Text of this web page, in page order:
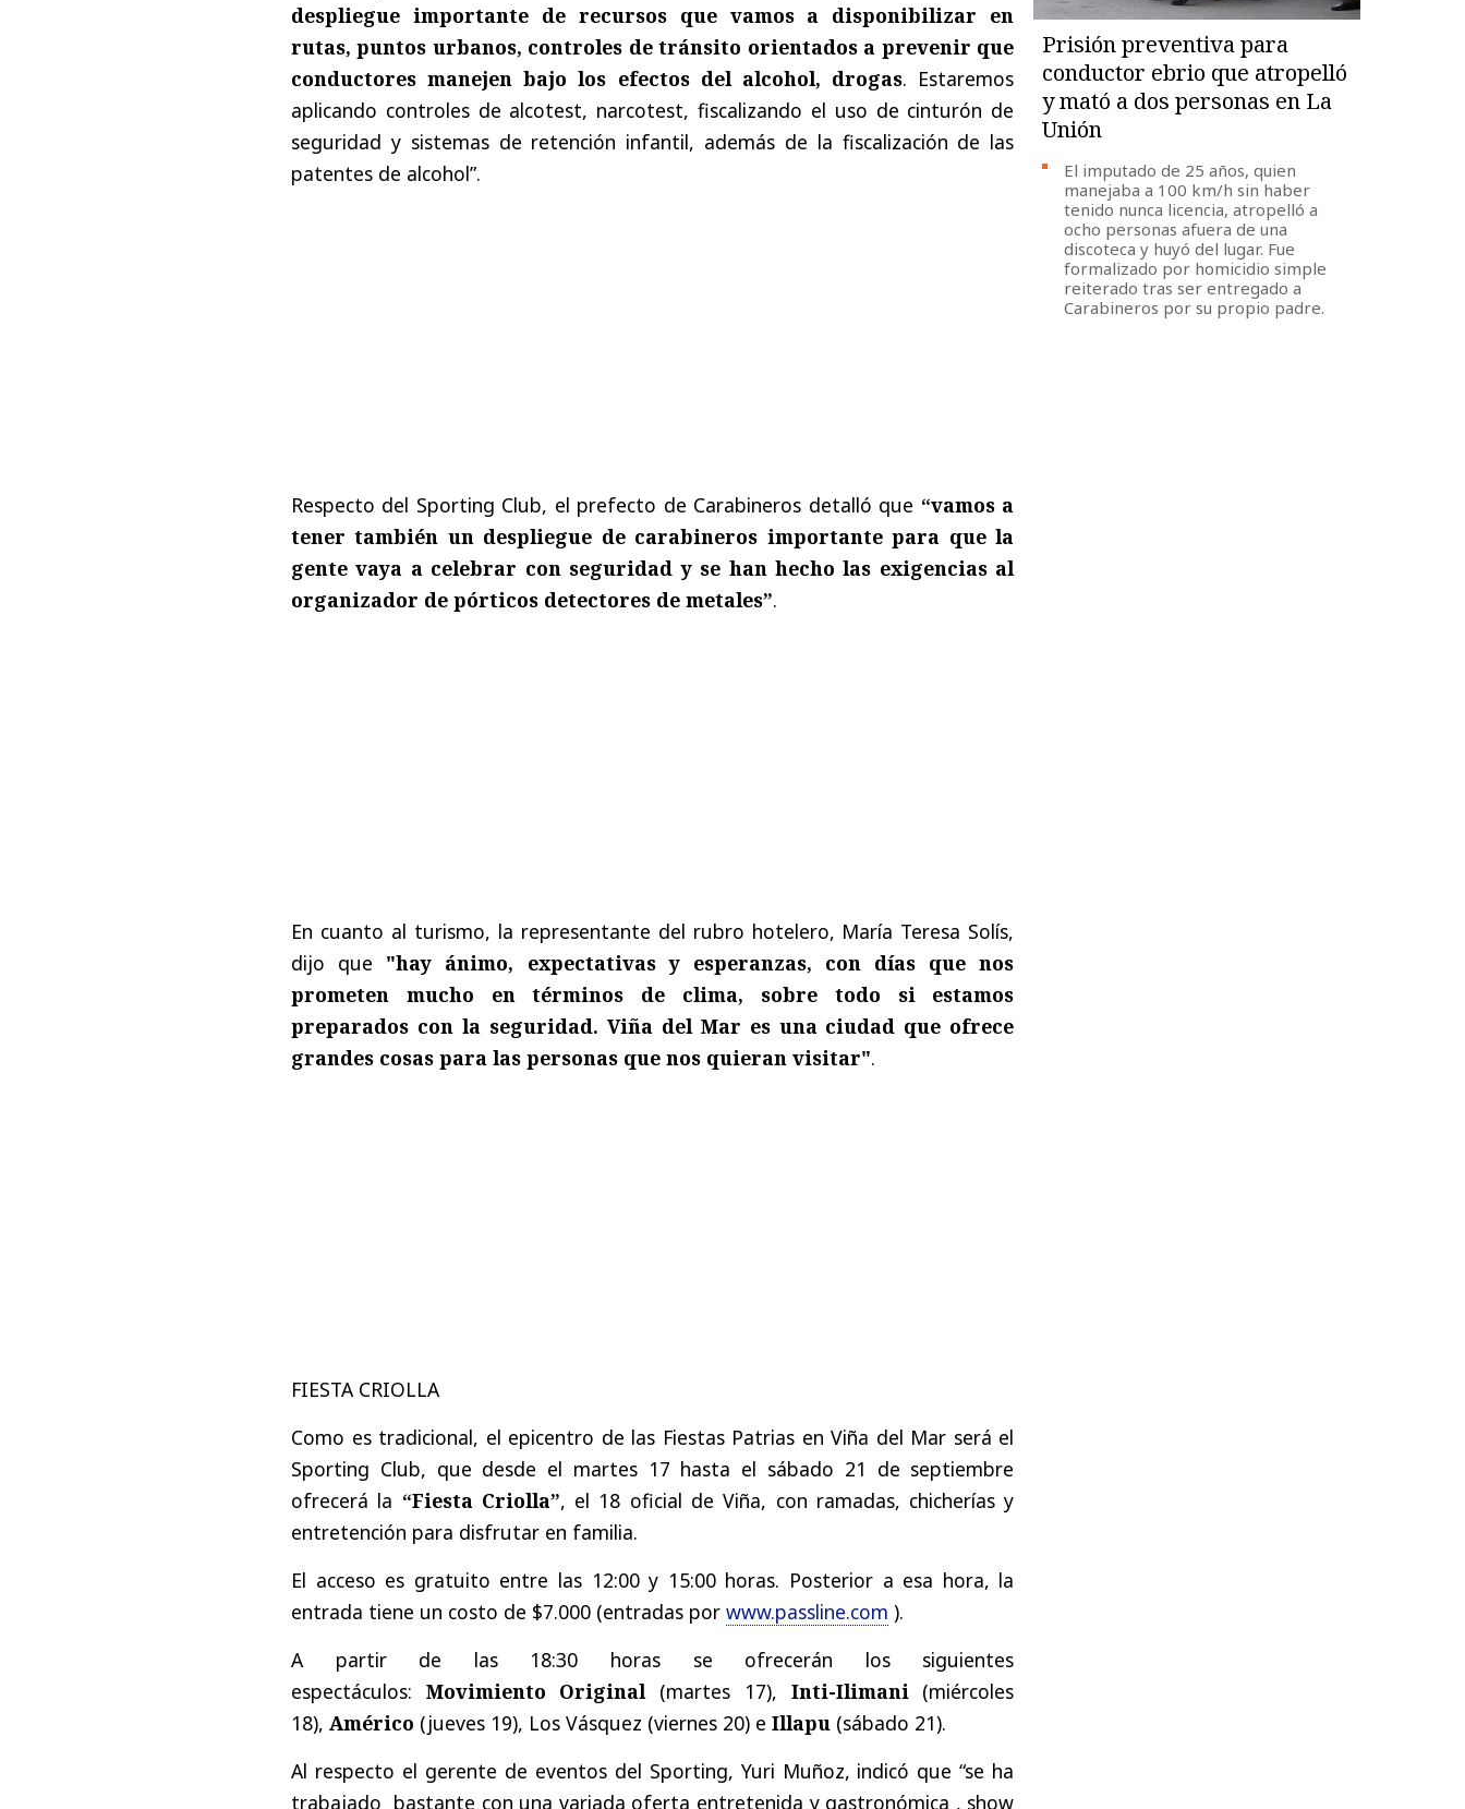
despliegue importante de recursos que vamos a disponibilizar en
rutas, puntos urbanos, controles de tránsito orientados a prevenir que
conductores manejen bajo los efectos del alcohol, drogas. Estaremos
aplicando controles de alcotest, narcotest, fiscalizando el uso de cinturón de
seguridad y sistemas de retención infantil, además de la fiscalización de las
patentes de alcohol”.
Respecto del Sporting Club, el prefecto de Carabineros detalló que “vamos a
tener también un despliegue de carabineros importante para que la
gente vaya a celebrar con seguridad y se han hecho las exigencias al
organizador de pórticos detectores de metales”.
En cuanto al turismo, la representante del rubro hotelero, María Teresa Solís,
dijo que "hay ánimo, expectativas y esperanzas, con días que nos
prometen mucho en términos de clima, sobre todo si estamos
preparados con la seguridad. Viña del Mar es una ciudad que ofrece
grandes cosas para las personas que nos quieran visitar".
FIESTA CRIOLLA
Como es tradicional, el epicentro de las Fiestas Patrias en Viña del Mar será el
Sporting Club, que desde el martes 17 hasta el sábado 21 de septiembre
ofrecerá la “Fiesta Criolla”, el 18 oficial de Viña, con ramadas, chicherías y
entretención para disfrutar en familia.
El acceso es gratuito entre las 12:00 y 15:00 horas. Posterior a esa hora, la
entrada tiene un costo de $7.000 (entradas por www.passline.com ).
A partir de las 18:30 horas se ofrecerán los siguientes
espectáculos: Movimiento Original (martes 17), Inti-Ilimani (miércoles
18), Américo (jueves 19), Los Vásquez (viernes 20) e Illapu (sábado 21).
Al respecto el gerente de eventos del Sporting, Yuri Muñoz, indicó que “se ha
trabajado bastante con una variada oferta entretenida y gastronómica , show
Prisión preventiva para
conductor ebrio que atropelló
y mató a dos personas en La
Unión
El imputado de 25 años, quien
manejaba a 100 km/h sin haber
tenido nunca licencia, atropelló a
ocho personas afuera de una
discoteca y huyó del lugar. Fue
formalizado por homicidio simple
reiterado tras ser entregado a
Carabineros por su propio padre.